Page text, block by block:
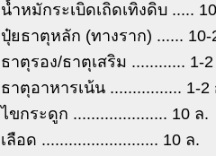
น้ำหมักระเบิดเถิดเทิงดิบ .....
ปุ๋ยธาตุหลัก (ทางราก) ...... 10-
ธาตุรอง/ธาตุเสริม ............ 1-
ธาตุอาหารเน้น ................ 1-2
ไขกระดูก ..................... 10 ล.
เลือด .......................... 10 ล.